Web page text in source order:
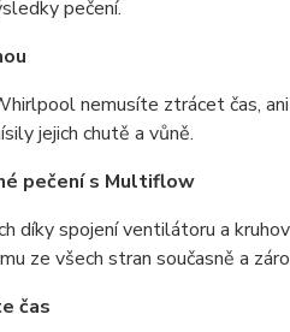
pečení.
nemusíte ztrácet čas,
jejich chutě a vůně.
pečení s Multiflow
díky spojení ventilátoru a
ze všech stran současně a
čas